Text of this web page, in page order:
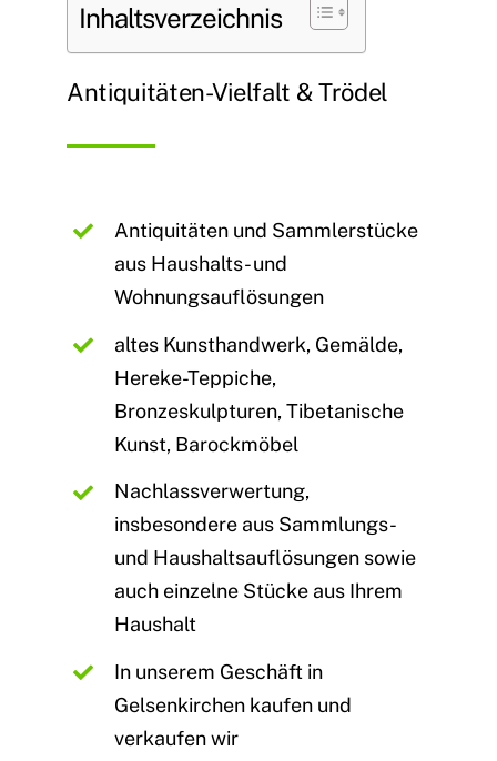
Inhaltsverzeichnis
Antiquitäten-Vielfalt & Trödel
Antiquitäten und Sammlerstücke
aus Haushalts- und
Wohnungsauflösungen
altes Kunsthandwerk, Gemälde,
Hereke-Teppiche,
Bronzeskulpturen, Tibetanische
Kunst, Barockmöbel
Nachlassverwertung,
insbesondere aus Sammlungs-
und Haushaltsauflösungen sowie
auch einzelne Stücke aus Ihrem
Haushalt
In unserem Geschäft in
Gelsenkirchen kaufen und
verkaufen wir